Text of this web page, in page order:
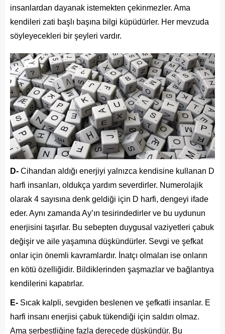
insanlardan dayanak istemekten çekinmezler. Ama
kendileri zati başlı başına bilgi küpüdürler. Her mevzuda
söyleyecekleri bir şeyleri vardır.
D- Cihandan aldığı enerjiyi yalnızca kendisine kullanan D
harfi insanları, oldukça yardım severdirler. Numerolajik
olarak 4 sayısına denk geldiği için D harfi, dengeyi ifade
eder. Aynı zamanda Ay’ın tesirindedirler ve bu uydunun
enerjisini taşırlar. Bu sebepten duygusal vaziyetleri çabuk
değişir ve aile yaşamına düşkündürler. Sevgi ve şefkat
onlar için önemli kavramlardır. İnatçı olmaları ise onların
en kötü özelliğidir. Bildiklerinden şaşmazlar ve bağlantıya
kendilerini kapatırlar.
E- Sıcak kalpli, sevgiden beslenen ve şefkatli insanlar. E
harfi insanı enerjisi çabuk tükendiği için saldırı olmaz.
Ama serbestliğine fazla derecede düşkündür. Bu